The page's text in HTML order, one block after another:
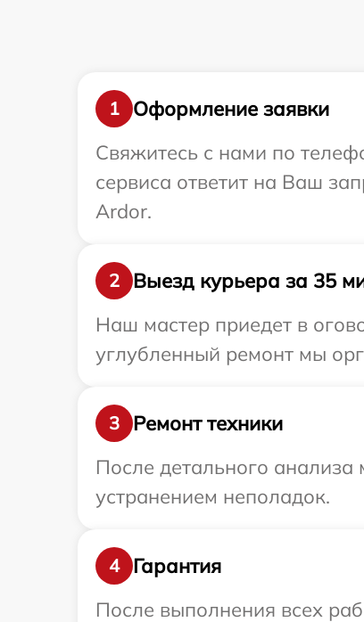
1
Оформление заявки
Свяжитесь с нами по
сервиса ответит на Ваш
Ardor.
2
Выезд курьера за 35
Наш мастер приедет в
углубленный ремонт мы
3
Ремонт техники
После детального
устранением неполадок.
4
Гарантия
После выполнения всех